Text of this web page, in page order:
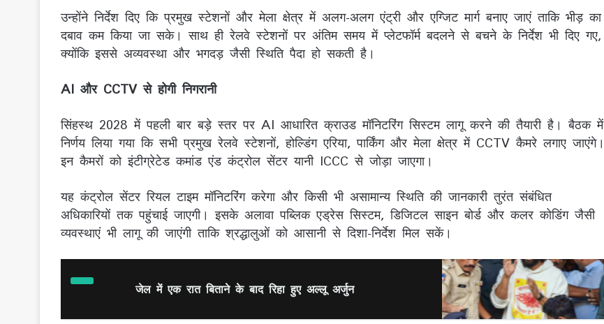
उन्होंने निर्देश दिए कि प्रमुख स्टेशनों और मेला क्षेत्र में अलग-अलग एंट्री और एग्जिट मार्ग बनाए जाएं ताकि भीड़ का
दबाव कम किया जा सके। साथ ही रेलवे स्टेशनों पर अंतिम समय में प्लेटफॉर्म बदलने से बचने के निर्देश भी दिए गए,
क्योंकि इससे अव्यवस्था और भगदड़ जैसी स्थिति पैदा हो सकती है।
AI और CCTV से होगी निगरानी
सिंहस्थ 2028 में पहली बार बड़े स्तर पर AI आधारित क्राउड मॉनिटरिंग सिस्टम लागू करने की तैयारी है। बैठक में
निर्णय लिया गया कि सभी प्रमुख रेलवे स्टेशनों, होल्डिंग एरिया, पार्किंग और मेला क्षेत्र में CCTV कैमरे लगाए जाएंगे।
इन कैमरों को इंटीग्रेटेड कमांड एंड कंट्रोल सेंटर यानी ICCC से जोड़ा जाएगा।
यह कंट्रोल सेंटर रियल टाइम मॉनिटरिंग करेगा और किसी भी असामान्य स्थिति की जानकारी तुरंत संबंधित
अधिकारियों तक पहुंचाई जाएगी। इसके अलावा पब्लिक एड्रेस सिस्टम, डिजिटल साइन बोर्ड और कलर कोडिंग जैसी
व्यवस्थाएं भी लागू की जाएंगी ताकि श्रद्धालुओं को आसानी से दिशा-निर्देश मिल सकें।
जेल में एक रात बिताने के बाद रिहा हुए अल्लू अर्जुन